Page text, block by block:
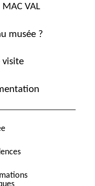
VAL
musée ?
visite